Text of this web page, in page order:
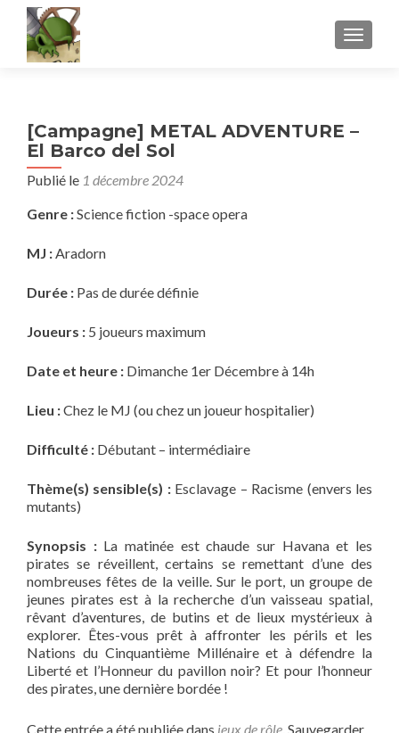
[Campagne] METAL ADVENTURE –
El Barco del Sol
Publié le 1 décembre 2024
Genre :Science fiction -space opera
MJ :Aradorn
Durée : Pas de durée définie
Joueurs : 5 joueurs maximum
Date et heure : Dimanche 1er Décembre à 14h
Lieu :Chez le MJ (ou chez un joueur hospitalier)
Difficulté : Débutant – intermédiaire
Thème(s) sensible(s) :Esclavage – Racisme (envers les
mutants)
Synopsis : La matinée est chaude sur Havana et les
pirates se réveillent, certains se remettant d’une des
nombreuses fêtes de la veille. Sur le port, un groupe de
jeunes pirates est à la recherche d’un vaisseau spatial,
rêvant d’aventures, de butins et de lieux mystérieux à
explorer. Êtes-vous prêt à affronter les périls et les
Nations du Cinquantième Millénaire et à défendre la
Liberté et l’Honneur du pavillon noir? Et pour l’honneur
des pirates, une dernière bordée !
Cette entrée a été publiée dans jeux de rôle. Sauvegarder